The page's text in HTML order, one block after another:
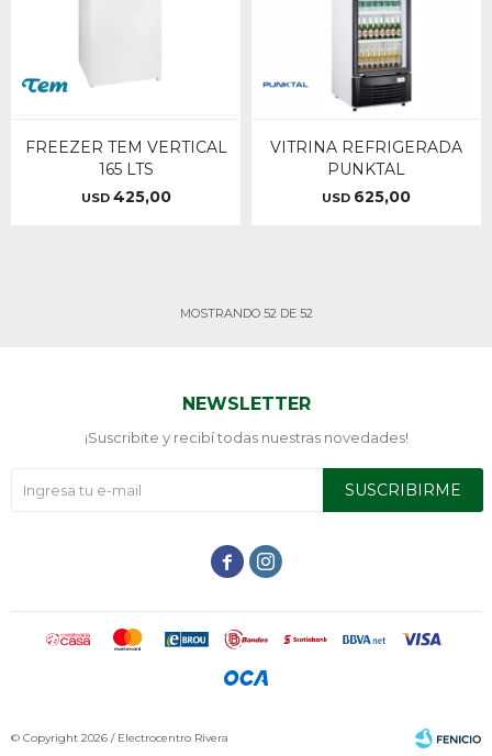
FREEZER TEM VERTICAL
165 LTS
USD 425,00
VITRINA REFRIGERADA
PUNKTAL
USD 625,00
MOSTRANDO 52DE 52
NEWSLETTER
¡Suscribite y recibí todas nuestras novedades!
SUSCRIBIRME
 
© Copyright 2026 / Electrocentro Rivera